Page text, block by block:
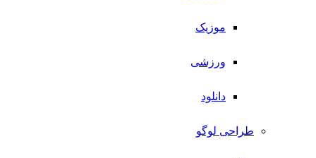
موزیک
ورزشی
دانلود
طراحی لوگو